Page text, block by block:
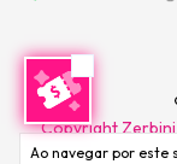
Ao navegar por este
Copyright